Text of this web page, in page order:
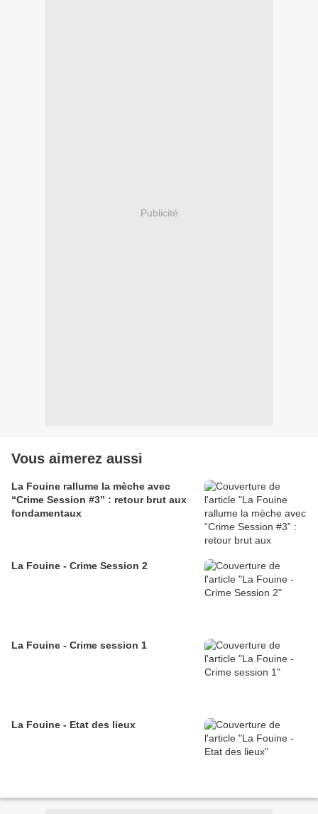
Publicité
Vous aimerez aussi
La Fouine rallume la mèche avec
“Crime Session #3” : retour brut aux
fondamentaux
La Fouine - Crime Session 2
La Fouine - Crime session 1
La Fouine - Etat des lieux